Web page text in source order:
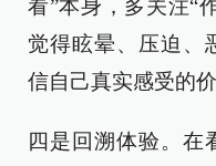
看”本身，多关注“
觉得眩晕、压迫、
信自己真实感受的价
四是回溯体验。在